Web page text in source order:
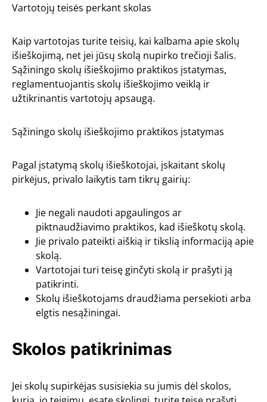
Vartotojų teisės perkant skolas
Kaip vartotojas turite teisių, kai kalbama apie skolų
išieškojimą, net jei jūsų skolą nupirko trečioji šalis.
Sąžiningo skolų išieškojimo praktikos įstatymas,
reglamentuojantis skolų išieškojimo veiklą ir
užtikrinantis vartotojų apsaugą.
Sąžiningo skolų išieškojimo praktikos įstatymas
Pagal įstatymą skolų išieškotojai, įskaitant skolų
pirkėjus, privalo laikytis tam tikrų gairių:
Jie negali naudoti apgaulingos ar
piktnaudžiavimo praktikos, kad išieškotų skolą.
Jie privalo pateikti aiškią ir tikslią informaciją apie
skolą.
Vartotojai turi teisę ginčyti skolą ir prašyti ją
patikrinti.
Skolų išieškotojams draudžiama persekioti arba
elgtis nesąžiningai.
Skolos patikrinimas
Jei skolų supirkėjas susisiekia su jumis dėl skolos,